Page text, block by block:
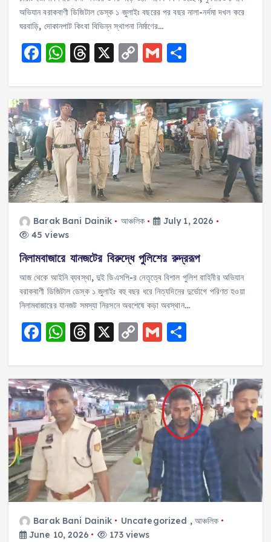
অভিযান বরাকবাণী ডিজিটাল ডেস্ক ১ জুলাইঃ বছরের পর বছর নালা-নর্দমা দখল করে
ঘরবাড়ি, দোকানপাট কিংবা বিভিন্ন স্থাপনা নির্মাণের…
F
c
e
b
o
o
k
W
a
ts
A
p
p
T
re
a
d
s
X C
p
y
Li
n
k
G
ai
l
S
a
re
Barak Bani Dainik আঞ্চলিক
July 1, 2026
45 views
নিলামবাজারে যানজটের বিরুদ্ধে পুলিশের রুদ্ররূপ
আজ থেকে আইনি ব্যবস্থা, দুই ডিএসপি-র নেতৃত্বে বিশাল পুলিশ বাহিনীর অভিযান
বরাকবাণী ডিজিটাল ডেস্ক ১ জুলাইঃ বহু বছর ধরে নিত্যদিনের দুর্ভোগে পরিণত হওয়া
নিলামবাজারের যানজট সমস্যা নিরসনে অবশেষে কড়া অবস্থান…
F
c
e
b
o
o
k
W
a
ts
A
p
T
re
a
d
s
X C
p
y
Li
n
k
G
ai
l
S
a
re
Barak Bani Dainik Uncategorized , আঞ্চলিক
June 10, 2026
173 views